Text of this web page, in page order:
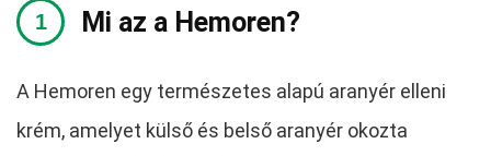
Mi az a Hemoren?
A Hemoren egy természetes alapú aranyér elleni
krém, amelyet külső és belső aranyér okozta